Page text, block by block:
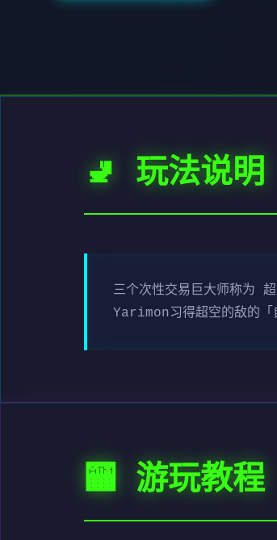
🚽 玩法说明
三个次性交易巨大师称为
Yarimon习得超空的敌的「
🏧 游玩教程